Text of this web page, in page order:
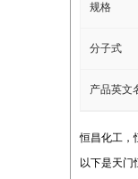
规格
分子式
产品英文
恒昌化工，
以下是天门